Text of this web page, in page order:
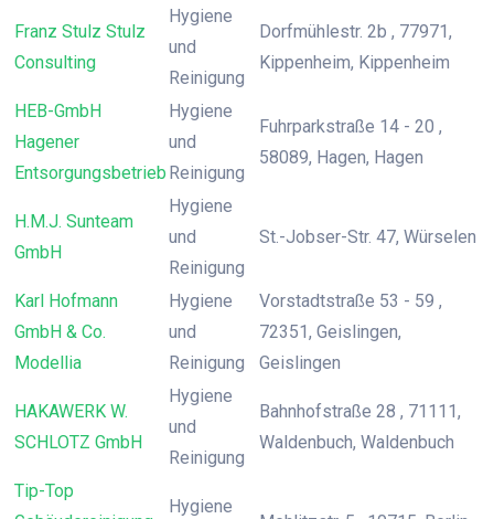
Franz Stulz Stulz
Consulting
Hygiene
und
Reinigung
Dorfmühlestr. 2b , 77971,
Kippenheim, Kippenheim
HEB-GmbH
Hagener
Entsorgungsbetrieb
Hygiene
und
Reinigung
Fuhrparkstraße 14 - 20 ,
58089, Hagen, Hagen
H.M.J. Sunteam
GmbH
Hygiene
und
Reinigung
St.-Jobser-Str. 47, Würselen
Karl Hofmann
GmbH & Co.
Modellia
Hygiene
und
Reinigung
Vorstadtstraße 53 - 59 ,
72351, Geislingen,
Geislingen
HAKAWERK W.
SCHLOTZ GmbH
Hygiene
und
Reinigung
Bahnhofstraße 28 , 71111,
Waldenbuch, Waldenbuch
Tip-Top
Hygiene